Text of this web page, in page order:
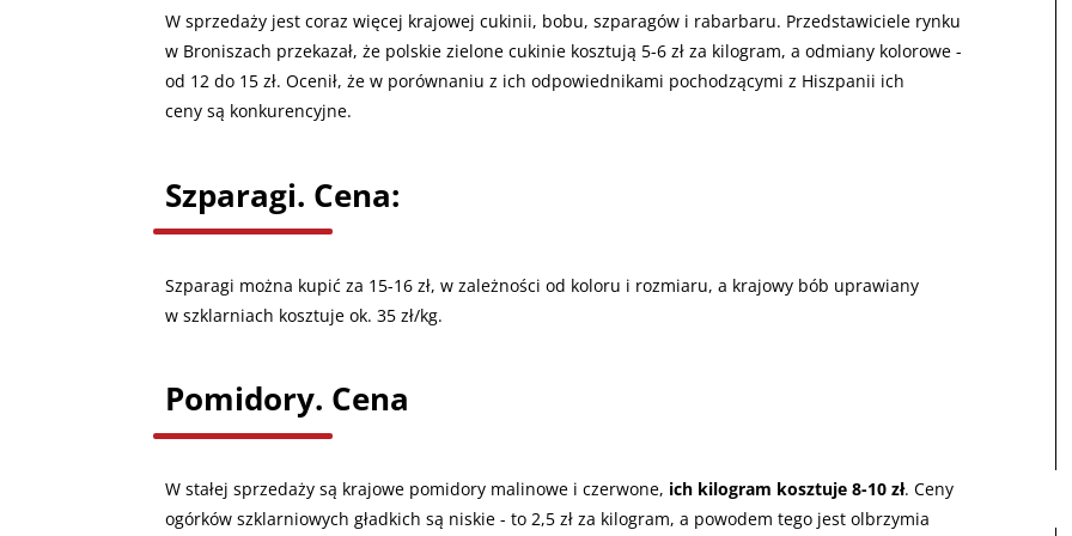
W sprzedaży jest coraz więcej krajowej cukinii, bobu, szparagów i rabarbaru. Przedstawiciele rynku
w Broniszach przekazał, że polskie zielone cukinie kosztują 5-6 zł za kilogram, a odmiany kolorowe -
od 12 do 15 zł. Ocenił, że w porównaniu z ich odpowiednikami pochodzącymi z Hiszpanii ich
ceny są konkurencyjne.
Szparagi. Cena:
Szparagi można kupić za 15-16 zł, w zależności od koloru i rozmiaru, a krajowy bób uprawiany
w szklarniach kosztuje ok. 35 zł/kg.
Pomidory. Cena
W stałej sprzedaży są krajowe pomidory malinowe i czerwone, ich kilogram kosztuje 8-10 zł. Ceny
ogórków szklarniowych gładkich są niskie - to 2,5 zł za kilogram, a powodem tego jest olbrzymia